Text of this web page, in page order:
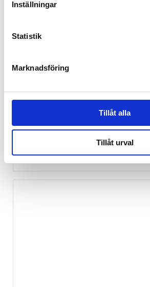
Inställningar
Statistik
Marknadsföring
Tillåt alla
Tillåt urval
Bukowski Nalle Pappa Gillou XL
799kr